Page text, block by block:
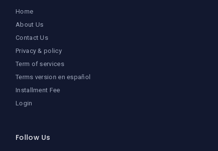
Home
About Us
Contact Us
Privacy & policy
Term of services
Terms version en español
Installment Fee
Login
Follow Us